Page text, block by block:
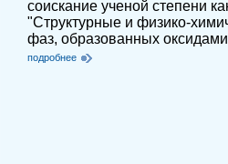
соискание ученой степени
"Структурные и физико-
фаз, образованных
подробнее